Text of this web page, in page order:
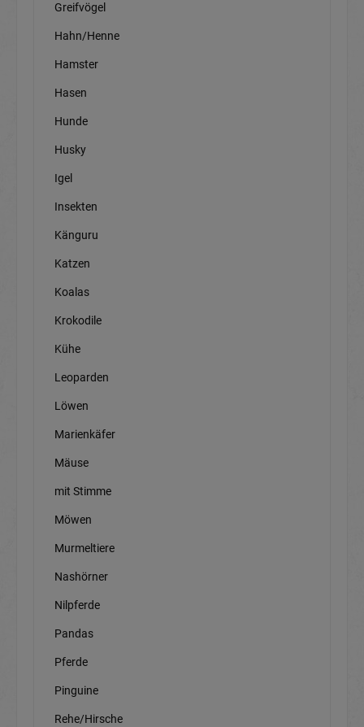
Greifvögel
Hahn/Henne
Hamster
Hasen
Hunde
Husky
Igel
Insekten
Känguru
Katzen
Koalas
Krokodile
Kühe
Leoparden
Löwen
Marienkäfer
Mäuse
mit Stimme
Möwen
Murmeltiere
Nashörner
Nilpferde
Pandas
Pferde
Pinguine
Rehe/Hirsche